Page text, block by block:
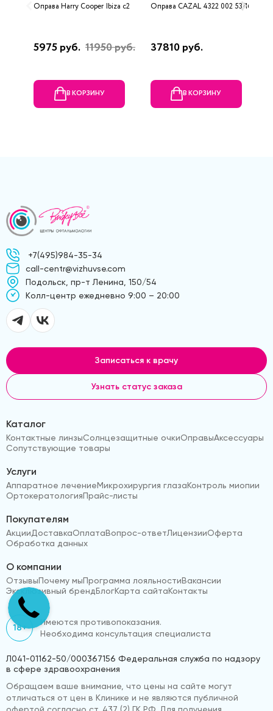
Оправа Harry Cooper Ibiza c2
5975 руб. 11950 руб.
В КОРЗИНУ
Оправа CAZAL 4322 002 53/16
37810 руб.
В КОРЗИНУ
+7(495)984-35-34
call-centr@vizhuvse.com
Подольск, пр-т Ленина, 150/54
Kолл-центр ежедневно 9:00 – 20:00
Записаться к врачу
Узнать статус заказа
Каталог
Контактные линзыСолнцезащитные очкиОправыАксессуары
Сопутствующие товары
Услуги
Аппаратное лечениеМикрохирургия глазаКонтроль миопии
ОртокератологияПрайс-листы
Покупателям
АкцииДоставкаОплатаВопрос-ответЛицензииОферта
Обработка данных
О компании
ОтзывыПочему мыПрограмма лояльностиВакансии
Эксклюзивный брендБлогКарта сайтаКонтакты
18+
Имеются противопоказания.
Необходима консультация специалиста
Л041-01162-50/000367156 Федеральная служба по надзору
в сфере здравоохранения
Обращаем ваше внимание, что цены на сайте могут
отличаться от цен в Клинике и не являются публичной
офертой согласно ст. 437 (2) ГК РФ. Для получения